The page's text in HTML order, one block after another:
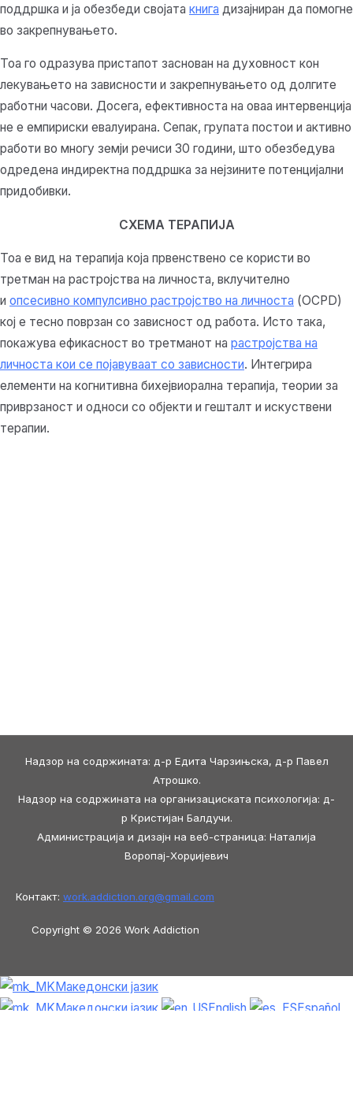
поддршка и ја обезбеди својата книга дизајниран да помогне
во закрепнувањето.
Тоа го одразува пристапот заснован на духовност кон
лекувањето на зависности и закрепнувањето од долгите
работни часови. Досега, ефективноста на оваа интервенција
не е емпириски евалуирана. Сепак, групата постои и активно
работи во многу земји речиси 30 години, што обезбедува
одредена индиректна поддршка за нејзините потенцијални
придобивки.
СХЕМА ТЕРАПИЈА
Тоа е вид на терапија која првенствено се користи во
третман на растројства на личноста, вклучително
и опсесивно компулсивно растројство на личноста (OCPD)
кој е тесно поврзан со зависност од работа. Исто така,
покажува ефикасност во третманот на растројства на
личноста кои се појавуваат со зависности. Интегрира
елементи на когнитивна бихејвиорална терапија, теории за
приврзаност и односи со објекти и гешталт и искуствени
терапии.
Надзор на содржината: д-р Едита Чарзињска, д-р Павел
Атрошко.
Надзор на содржината на организациската психологија: д-
р Кристијан Балдучи.
Администрација и дизајн на веб-страница: Наталија
Воропај-Хорџијевич
Контакт: work.addiction.org@gmail.com
Copyright © 2026 Work Addiction
Македонски јазик
Македонски јазик
English
Español